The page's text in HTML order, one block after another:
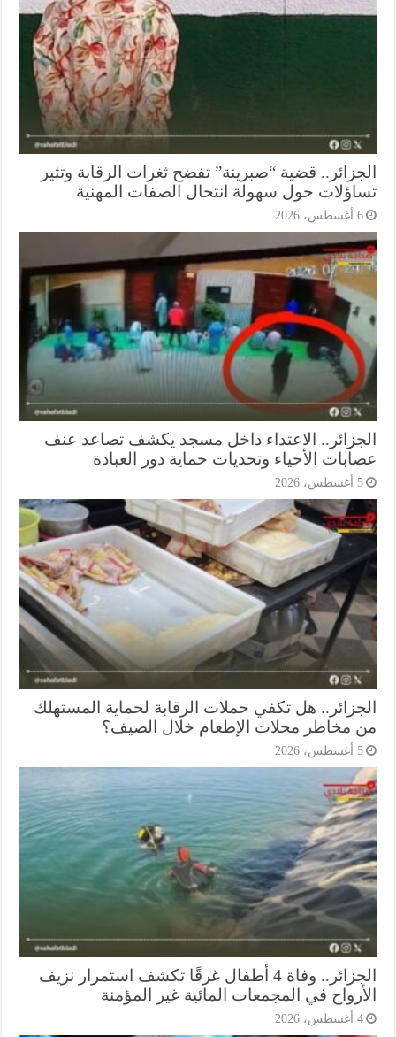
قضية “صبرينة” تفضح ثغرات الرقابة وتثير
حول سهولة انتحال الصفات المهنية
الاعتداء داخل مسجد يكشف تصاعد عنف
الأحياء وتحديات حماية دور العبادة
هل تكفي حملات الرقابة لحماية المستهلك
مخاطر محلات الإطعام خلال الصيف؟
الجزائر.. وفاة 4 أطفال غرقًا تكشف استمرار نزيف
في المجمعات المائية غير المؤمنة